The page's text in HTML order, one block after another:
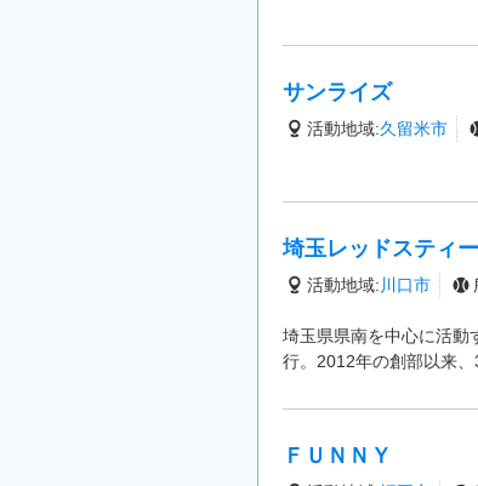
サンライズ
活動地域:久留米市
埼玉レッドスティ
活動地域: 川口市
埼玉県県南を中心に活動
行。2012年の創部以来、
ＦＵＮＮＹ